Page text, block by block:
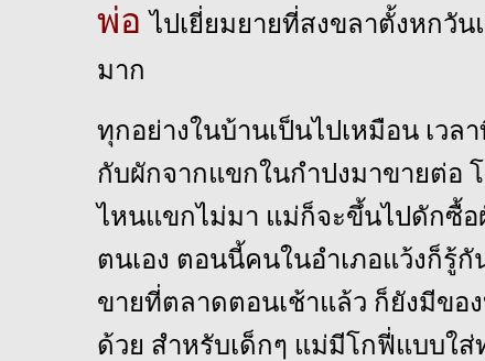
พ่อไปเยี่ยมยายที่สงขลาตั้งหกวั
มาก
ทุกอย่างในบ้านเป็นไปเหมือน เว
กับผักจากแขกในกำปงมาขายต่อ
ไหนแขกไม่มา แม่ก็จะขึ้นไปดักซื้
ตนเอง ตอนนี้คนในอำเภอแว้งก็รู้
ขายที่ตลาดตอนเช้าแล้ว ก็ยังมีขอ
ด้วย สำหรับเด็กๆ แม่มีโกฟี่แบบใส่